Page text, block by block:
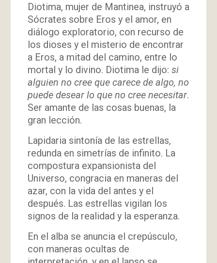
Diotima, mujer de Mantinea, instruyó a
Sócrates sobre Eros y el amor, en
diálogo exploratorio, con recurso de
los dioses y el misterio de encontrar
a Eros, a mitad del camino, entre lo
mortal y lo divino. Diotima le dijo: si
alguien no cree que carece de algo, no
puede desear lo que no cree necesitar.
Ser amante de las cosas buenas, la
gran lección.
Lapidaria sintonía de las estrellas,
redunda en simetrías de infinito. La
compostura expansionista del
Universo, congracia en maneras del
azar, con la vida del antes y el
después. Las estrellas vigilan los
signos de la realidad y la esperanza.
En el alba se anuncia el crepúsculo,
con maneras ocultas de